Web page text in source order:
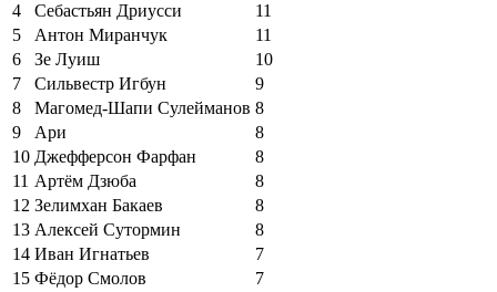
4
Себастьян Дриусси
11
5
Антон Миранчук
11
6
Зе Луиш
10
7
Сильвестр Игбун
9
8
Магомед-Шапи Сулейманов 8
9
Ари
8
10 Джефферсон Фарфан
8
11 Артём Дзюба
8
12 Зелимхан Бакаев
8
13 Алексей Сутормин
8
14 Иван Игнатьев
7
15 Фёдор Смолов 7